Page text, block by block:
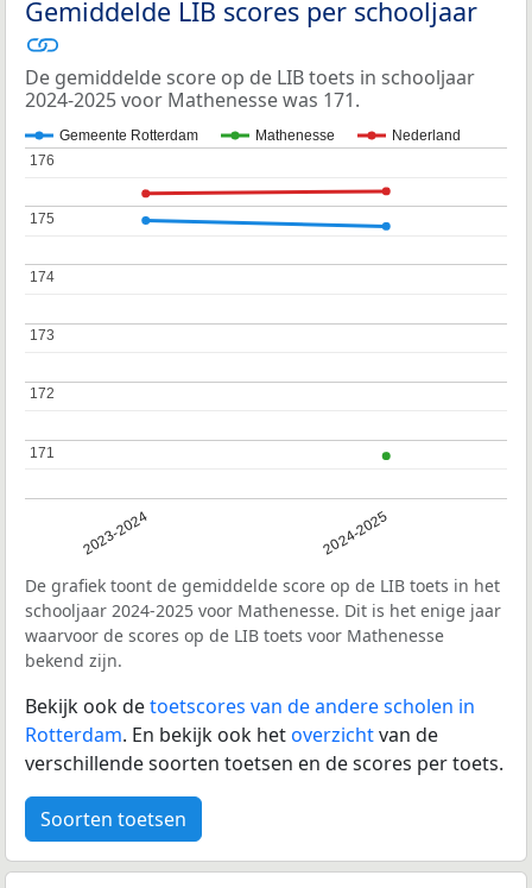
Gemiddelde LIB scores per schooljaar
De gemiddelde score op de LIB toets in schooljaar
2024-2025 voor Mathenesse was 171.
Gemeente Rotterdam Mathenesse Nederland
2023-2024 2024-2025
171
171
172
172
173
173
174
174
175
175
176
176
De grafiek toont de gemiddelde score op de LIB toets in het
schooljaar 2024-2025 voor Mathenesse. Dit is het enige jaar
waarvoor de scores op de LIB toets voor Mathenesse
bekend zijn.
Bekijk ook detoetscores van de andere scholen in
Rotterdam. En bekijk ook hetoverzichtvan de
verschillende soorten toetsen en de scores per toets.
Soorten toetsen